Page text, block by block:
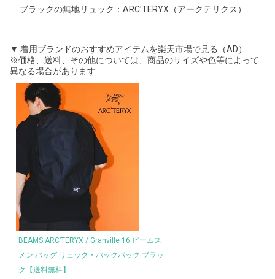
ブラックの無地リュック：ARC’TERYX（アークテリクス）
▼ 着用ブランドのおすすめアイテムを楽天市場で見る（AD）
※価格、送料、その他については、商品のサイズや色等によって
異なる場合があります
BEAMS ARC’TERYX / Granville 16 ビームス
メン バッグ リュック・バックパック ブラッ
ク【送料無料】